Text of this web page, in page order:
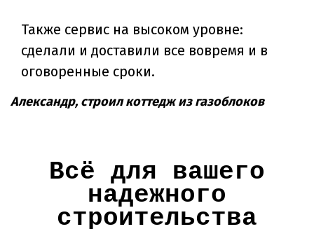
Также сервис на высоком уровне:
сделали и доставили все вовремя и в
оговоренные сроки.
Александр, строил коттедж из газоблоков
Всё для вашего
надежного
строительства